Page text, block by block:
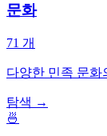
문화
71 개
다양한 민족 문화
탐색 →
🍜